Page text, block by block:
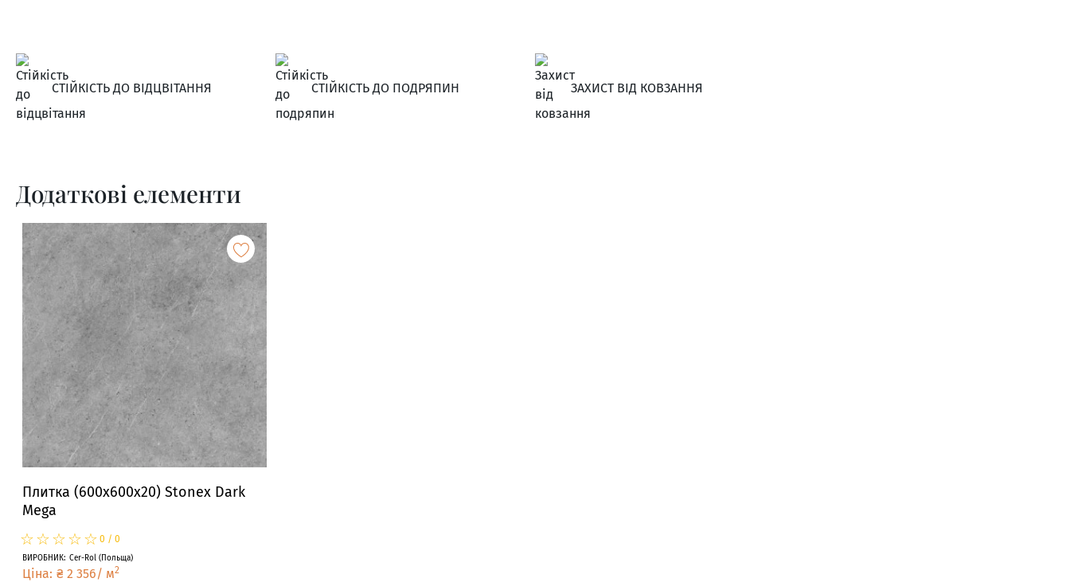
СТІЙКІСТЬ ДО ВІДЦВІТАННЯ СТІЙКІСТЬ ДО ПОДРЯПИН ЗАХИСТ ВІД КОВЗАННЯ
Додаткові елементи
Плитка (600x600x20) Stonex Dark
Mega
☆
★☆
★☆
★☆
★☆
★ 0 / 0
ВИРОБНИК: Cer-Rol (Польща)
Ціна: ₴ 2 356/ м2